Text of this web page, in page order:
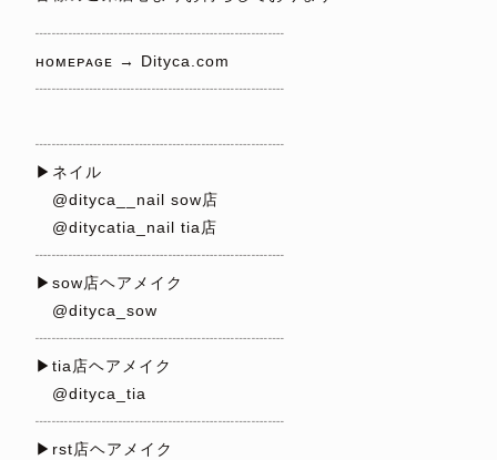
┈┈┈┈┈┈┈┈┈┈┈┈┈┈┈
ʜᴏᴍᴇᴘᴀɢᴇ → Dityca.com
┈┈┈┈┈┈┈┈┈┈┈┈┈┈┈
┈┈┈┈┈┈┈┈┈┈┈┈┈┈┈
▶︎ネイル
@dityca__nail sow店
@ditycatia_nail tia店
┈┈┈┈┈┈┈┈┈┈┈┈┈┈┈
▶︎sow店ヘアメイク
@dityca_sow
┈┈┈┈┈┈┈┈┈┈┈┈┈┈┈
▶︎tia店ヘアメイク
@dityca_tia
┈┈┈┈┈┈┈┈┈┈┈┈┈┈┈
▶︎rst店ヘアメイク